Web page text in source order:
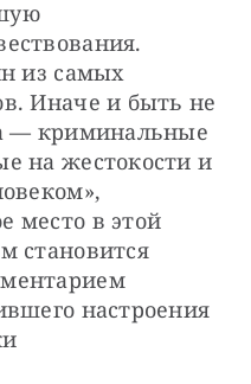
из самых
Иначе и быть не
— криминальные
на жестокости и
место в этой
становится
настроения